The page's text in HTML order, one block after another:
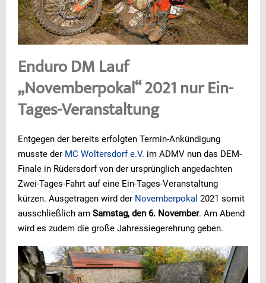
Enduro DM Lauf
„Novemberpokal“ 2021 nur Ein-
Tages-Veranstaltung
Entgegen der bereits erfolgten Termin-Ankündigung
musste der MC Woltersdorf e.V. im ADMV nun das DEM-
Finale in Rüdersdorf von der ursprünglich angedachten
Zwei-Tages-Fahrt auf eine Ein-Tages-Veranstaltung
kürzen. Ausgetragen wird der Novemberpokal 2021 somit
ausschließlich am Samstag, den 6. November. Am Abend
wird es zudem die große Jahressiegerehrung geben.